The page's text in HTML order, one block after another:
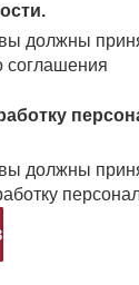
должны
соглашения
должны